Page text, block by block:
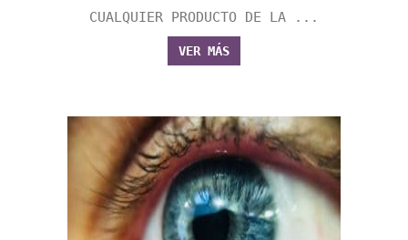
CUALQUIER PRODUCTO DE LA ...
VER MÁS